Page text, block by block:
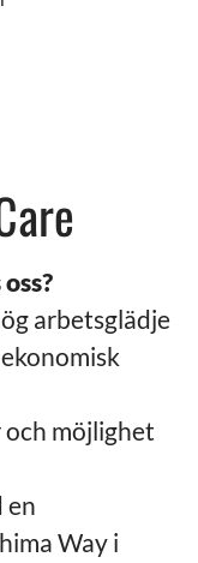
arbetsglädje
möjlighet
en
Way i